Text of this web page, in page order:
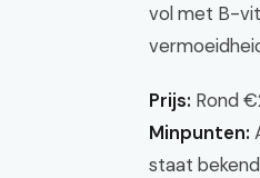
vol met B-
Prijs: Rond
Minpunten:
staat